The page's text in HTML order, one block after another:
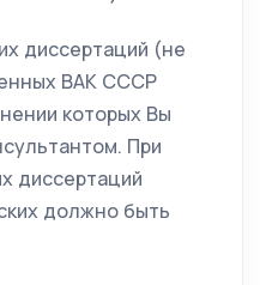
диссертаций (не
ВАК СССР
которых Вы
При
диссертаций
должно быть